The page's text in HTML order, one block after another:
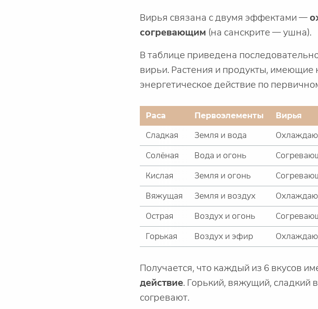
Вирья связана с двумя эффектами —
согревающим (на санскрите — ушна).
В таблице приведена
вирьи. Растения и продукты, имеющие
энергетическое действие по
Раса Первоэлементы Вирья
Сладкая Земля и вода
Солёная
Вода и огонь
Кислая
Земля и огонь
Вяжущая
Земля и воздух
Острая
Воздух и огонь
Горькая
Воздух и эфир
Получается, что каждый из 6 вкусов
действие. Горький, вяжущий, сладкий
согревают.